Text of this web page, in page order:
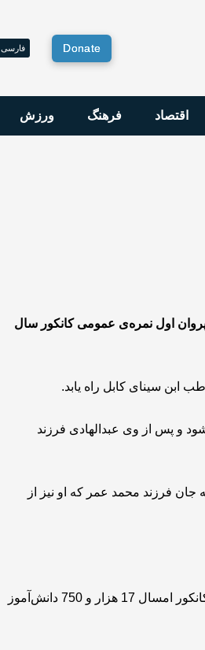
Donate فارسی
اقتصاد فرهنگ ورزش
پروان اول نمره‌ی عمومی کانکور سال
358 نمره دومین نمره‌ی کانکور شود و پس از وی عبدالهادی فرزند
فرزند محمد عمر که او نیز از
عبدالسلام حنفی، معاون اقتصادی ریاست‌الوزرای طالبان گفت که در آزمون سراسری کانکور امسال 17 هزار و 750 دانش‌آموز